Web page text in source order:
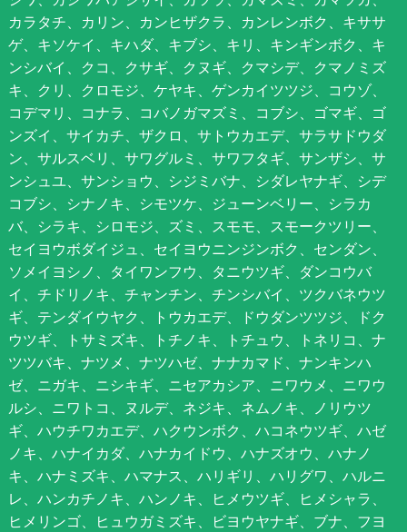
カラタチ、カリン、カンヒザクラ、カンレンボク、キササ
ゲ、キソケイ、キハダ、キブシ、キリ、キンギンボク、キ
ンシバイ、クコ、クサギ、クヌギ、クマシデ、クマノミズ
キ、クリ、クロモジ、ケヤキ、ゲンカイツツジ、コウゾ、
コデマリ、コナラ、コバノガマズミ、コブシ、ゴマギ、ゴ
ンズイ、サイカチ、ザクロ、サトウカエデ、サラサドウダ
ン、サルスベリ、サワグルミ、サワフタギ、サンザシ、サ
ンシュユ、サンショウ、シジミバナ、シダレヤナギ、シデ
コブシ、シナノキ、シモツケ、ジューンベリー、シラカ
バ、シラキ、シロモジ、ズミ、スモモ、スモークツリー、
セイヨウボダイジュ、セイヨウニンジンボク、センダン、
ソメイヨシノ、タイワンフウ、タニウツギ、ダンコウバ
イ、チドリノキ、チャンチン、チンシバイ、ツクバネウツ
ギ、テンダイウヤク、トウカエデ、ドウダンツツジ、ドク
ウツギ、トサミズキ、トチノキ、トチュウ、トネリコ、ナ
ツツバキ、ナツメ、ナツハゼ、ナナカマド、ナンキンハ
ゼ、ニガキ、ニシキギ、ニセアカシア、ニワウメ、ニワウ
ルシ、ニワトコ、ヌルデ、ネジキ、ネムノキ、ノリウツ
ギ、ハウチワカエデ、ハクウンボク、ハコネウツギ、ハゼ
ノキ、ハナイカダ、ハナカイドウ、ハナズオウ、ハナノ
キ、ハナミズキ、ハマナス、ハリギリ、ハリグワ、ハルニ
レ、ハンカチノキ、ハンノキ、ヒメウツギ、ヒメシャラ、
ヒメリンゴ、ヒュウガミズキ、ビヨウヤナギ、ブナ、フヨ